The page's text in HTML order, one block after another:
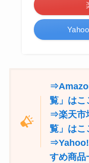
覧」はこ
⇒楽天市
覧」はこ
⇒Yahoo!
すめ商品